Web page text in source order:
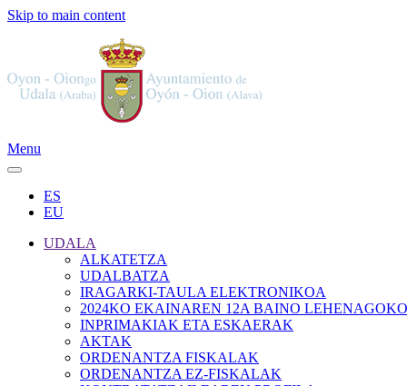
Skip to main content
Menu
ES
EU
UDALA
ALKATETZA
UDALBATZA
IRAGARKI-TAULA ELEKTRONIKOA
2024KO EKAINAREN 12A BAINO
INPRIMAKIAK ETA ESKAERAK
AKTAK
ORDENANTZA FISKALAK
ORDENANTZA EZ-FISKALAK